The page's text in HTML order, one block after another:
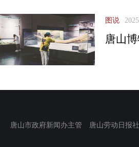
图说
唐山
唐山市政府新闻办主管 唐山劳动日报